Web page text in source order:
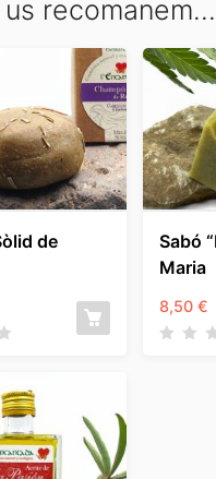
us recomanem…
de
Sabó
Maria
8,50 €